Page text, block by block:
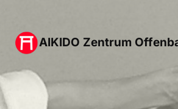
springenAIKIDO Zentrum